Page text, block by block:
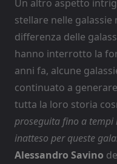
Un altro aspetto
stellare nelle galassie
differenza delle
hanno interrotto la
anni fa, alcune
continuato a
tutta la loro storia
proseguita fino a
inatteso per queste
Alessandro Savino